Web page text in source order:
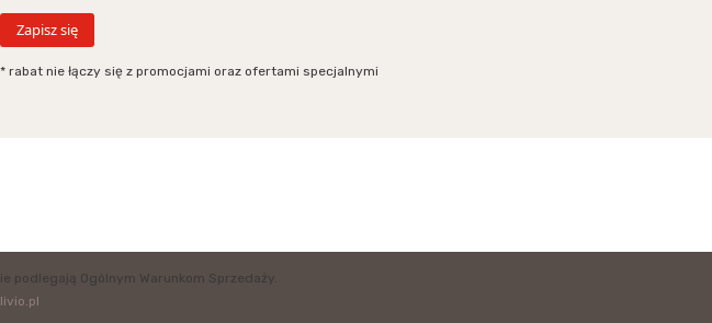
* rabat nie łączy się z promocjami oraz ofertami specjalnymi
podlegają Ogólnym Warunkom Sprzedaży.